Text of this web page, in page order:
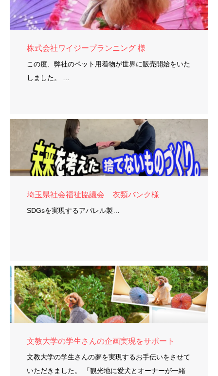
株式会社ワイジープランニング 様
この度、弊社のペット用着物が世界に販売開始をいた
しました。 …
埼玉県社会福祉協議会 衣類バンク様
SDGsを実現するアパレル製…
文教大学の学生さんの企画実現をサポート
文教大学の学生さんの夢を実現するお手伝いをさせて
いただきました。 「観光地に愛犬とオーナーが一緒